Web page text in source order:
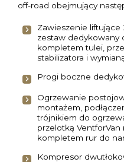
off-road obejmujący
Zawieszenie liftujące
zestaw dedykowany
kompletem tulei,
stabilizatora i
Progi boczne
Ogrzewanie
montażem,
trójnikiem do
przelotką
kompletem rur do
Kompresor